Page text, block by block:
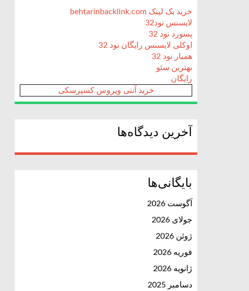
خرید بک لینک behtarinbacklink.com
لایسنس نود32
پسورد نود 32
اوکلی لایسنس رایگان نود 32
همیار نود 32
بهترین سئو
رایگان
خرید آنتی ویروس کسپرسکی
آخرین دیدگاه‌ها
بایگانی‌ها
آگوست 2026
جولای 2026
ژوئن 2026
فوریه 2026
ژانویه 2026
دسامبر 2025